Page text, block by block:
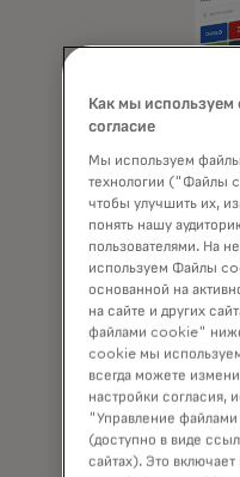
Мы
как
Если
Как мы
согласие
Мы используем
технологии ("Файлы
чтобы улучшить их,
понять нашу
пользователями. На
используем Файлы
основанной на
на сайте и других
файлами cookie"
cookie мы
всегда можете
настройки согласия,
"Управление
(доступно в виде
сайтах). Это